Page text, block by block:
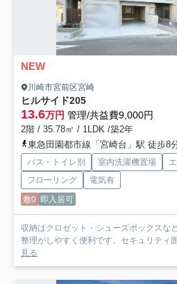
NEW
川崎市宮前区宮崎
ヒルサイド205
13.6万円 管理/共益費9,000円
2階 / 35.78㎡ / 1LDK /築2年
東急田園都市線「宮崎台」駅 徒歩8
バス・トイレ別 室内洗濯機置場
フローリング
電気有
敷0 即入居可
収納はクロゼット・シューズボックスな
整理がしやすく便利です。セキュリティ
見る